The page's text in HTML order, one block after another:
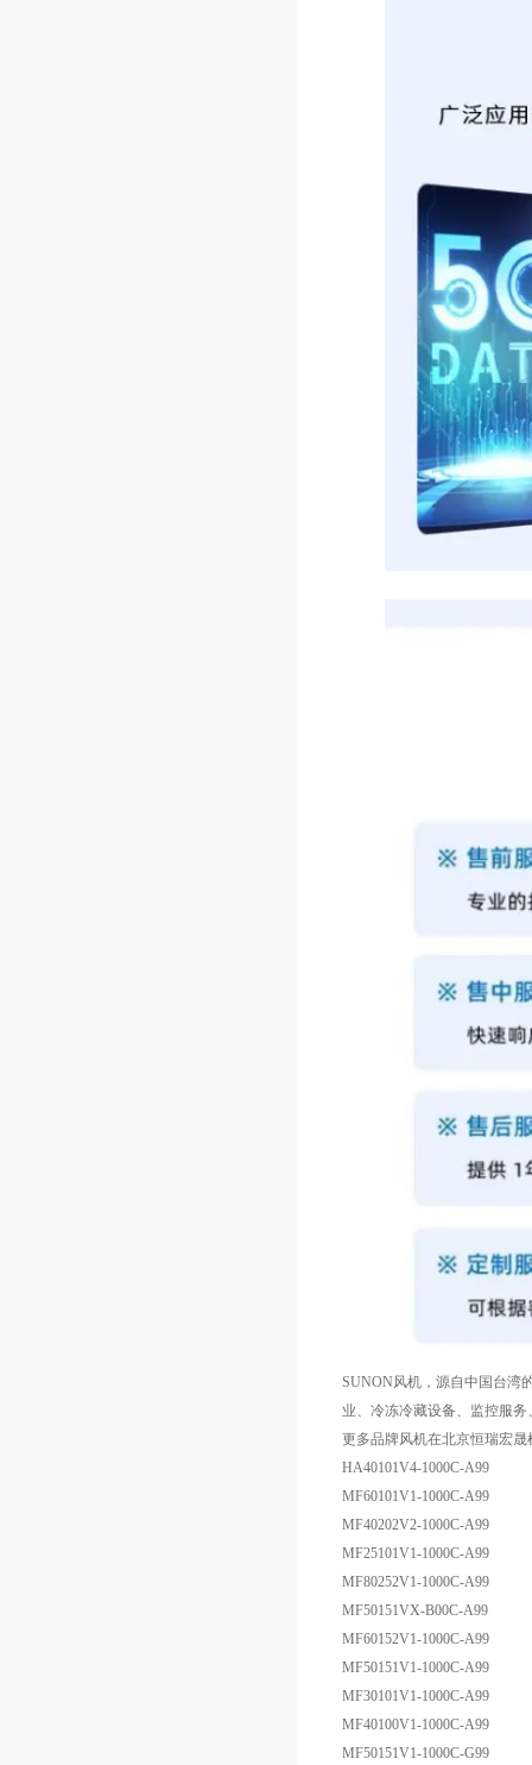
SUNON风机，源自中国台湾
业、冷冻冷藏设备、监控服
更多品牌风机在北京恒瑞宏
HA40101V4-1000C-A99
MF60101V1-1000C-A99
MF40202V2-1000C-A99
MF25101V1-1000C-A99
MF80252V1-1000C-A99
MF50151VX-B00C-A99
MF60152V1-1000C-A99
MF50151V1-1000C-A99
MF30101V1-1000C-A99
MF40100V1-1000C-A99
MF50151V1-1000C-G99